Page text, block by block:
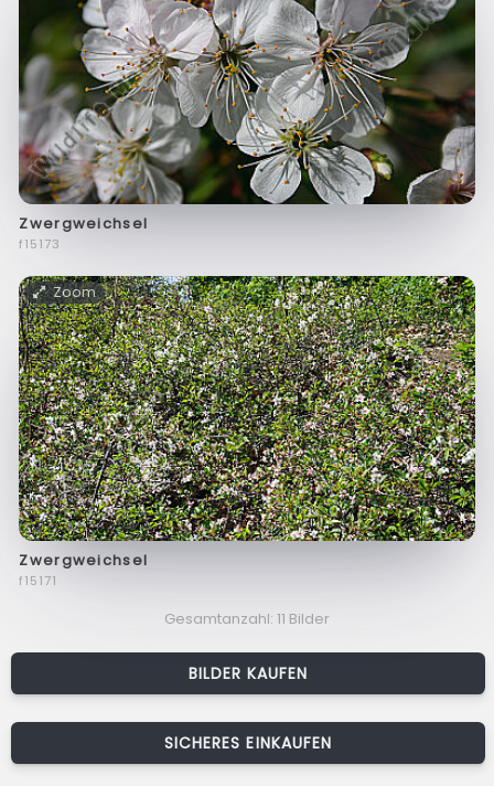
Zwergweichsel
f15173
Zoom
Zwergweichsel
f15171
Gesamtanzahl: 11 Bilder
BILDER KAUFEN
SICHERES EINKAUFEN